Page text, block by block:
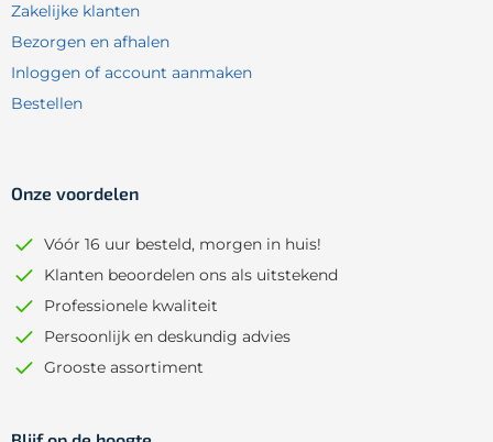
Zakelijke klanten
Bezorgen en afhalen
Inloggen of account aanmaken
Bestellen
Onze voordelen
Vóór 16 uur besteld, morgen in huis!
Klanten beoordelen ons als uitstekend
Professionele kwaliteit
Persoonlijk en deskundig advies
Grooste assortiment